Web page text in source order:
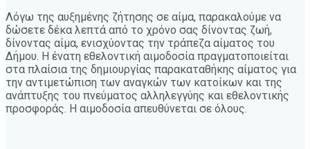
Λόγω της αυξημένης ζήτησης σε αίμα, παρακαλούμε να
δώσετε δέκα λεπτά από το χρόνο σας δίνοντας ζωή,
δίνοντας αίμα, ενισχύοντας την τράπεζα αίματος του
Δήμου. Η ένατη εθελοντική αιμοδοσία πραγματοποιείται
στα πλαίσια της δημιουργίας παρακαταθήκης αίματος για
την αντιμετώπιση των αναγκών των κατοίκων και της
ανάπτυξης του πνεύματος αλληλεγγύης και εθελοντικής
προσφοράς. Η αιμοδοσία απευθύνεται σε όλους.